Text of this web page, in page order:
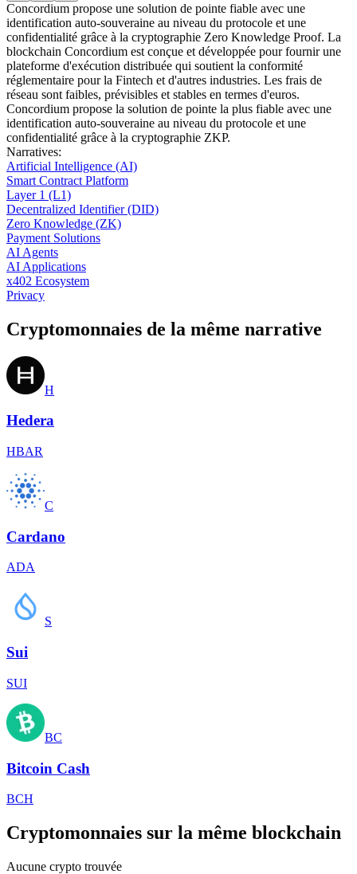
Concordium propose une solution de pointe fiable avec une
identification auto-souveraine au niveau du protocole et une
confidentialité grâce à la cryptographie Zero Knowledge Proof. La
blockchain Concordium est conçue et développée pour fournir une
plateforme d'exécution distribuée qui soutient la conformité
réglementaire pour la Fintech et d'autres industries. Les frais de
réseau sont faibles, prévisibles et stables en termes d'euros.
Concordium propose la solution de pointe la plus fiable avec une
identification auto-souveraine au niveau du protocole et une
confidentialité grâce à la cryptographie ZKP.
Narratives:
Artificial Intelligence (AI)
Smart Contract Platform
Layer 1 (L1)
Decentralized Identifier (DID)
Zero Knowledge (ZK)
Payment Solutions
AI Agents
AI Applications
x402 Ecosystem
Privacy
Cryptomonnaies de la même narrative
H
Hedera
HBAR
C
Cardano
ADA
S
Sui
SUI
BC
Bitcoin Cash
BCH
Cryptomonnaies sur la même blockchain
Aucune crypto trouvée